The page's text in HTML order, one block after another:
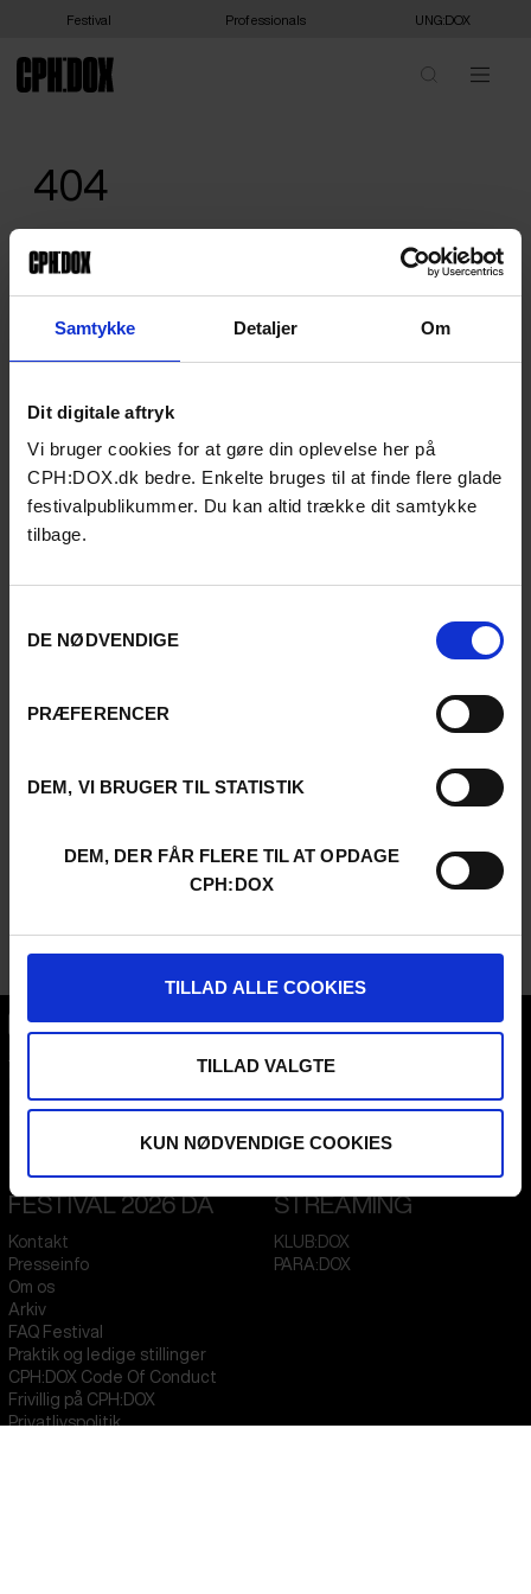
Samtykke Detaljer Om
Dit digitale aftryk
Vi bruger cookies for at gøre din oplevelse her på
CPH:DOX.dk bedre. Enkelte bruges til at finde flere glade
festivalpublikummer. Du kan altid trække dit samtykke
tilbage.
DE NØDVENDIGE
PRÆFERENCER
DEM, VI BRUGER TIL STATISTIK
DEM, DER FÅR FLERE TIL AT OPDAGE
CPH:DOX
TILLAD ALLE COOKIES
TILLAD VALGTE
KUN NØDVENDIGE COOKIES
Festival Professionals UNG:DOX
404
We are sorry, we can't show you that - or it doesn't exist. Please
head home.
Denmark
FESTIVAL 2026 DA
Kontakt
Presseinfo
Om os
Arkiv
FAQ Festival
Praktik og ledige stillinger
CPH:DOX Code Of Conduct
Frivillig på CPH:DOX
Privatlivspolitik
STREAMING
KLUB:DOX
PARA:DOX